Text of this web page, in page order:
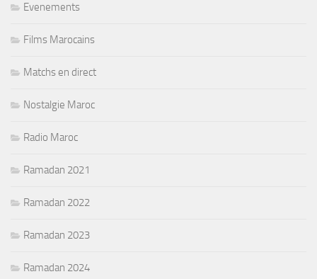
Evenements
Films Marocains
Matchs en direct
Nostalgie Maroc
Radio Maroc
Ramadan 2021
Ramadan 2022
Ramadan 2023
Ramadan 2024